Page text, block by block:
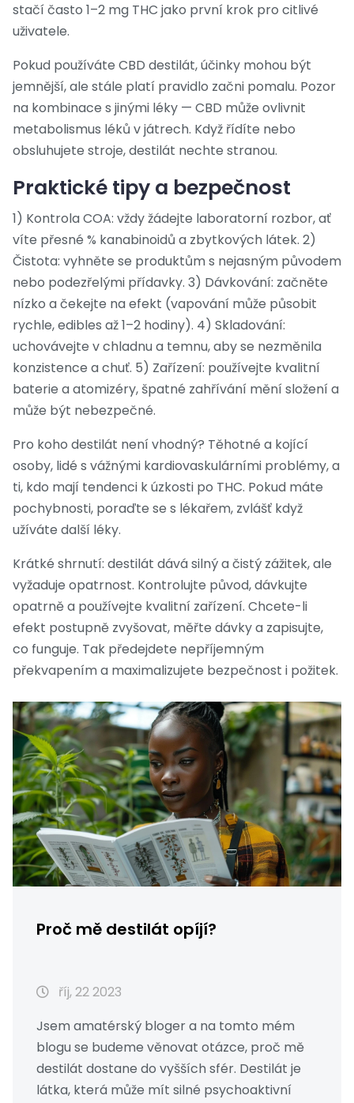
stačí často 1–2 mg THC jako první krok pro citlivé
uživatele.
Pokud používáte CBD destilát, účinky mohou být
jemnější, ale stále platí pravidlo začni pomalu. Pozor
na kombinace s jinými léky — CBD může ovlivnit
metabolismus léků v játrech. Když řídíte nebo
obsluhujete stroje, destilát nechte stranou.
Praktické tipy a bezpečnost
1) Kontrola COA: vždy žádejte laboratorní rozbor, ať
víte přesné % kanabinoidů a zbytkových látek. 2)
Čistota: vyhněte se produktům s nejasným původem
nebo podezřelými přídavky. 3) Dávkování: začněte
nízko a čekejte na efekt (vapování může působit
rychle, edibles až 1–2 hodiny). 4) Skladování:
uchovávejte v chladnu a temnu, aby se nezměnila
konzistence a chuť. 5) Zařízení: používejte kvalitní
baterie a atomizéry, špatné zahřívání mění složení a
může být nebezpečné.
Pro koho destilát není vhodný? Těhotné a kojící
osoby, lidé s vážnými kardiovaskulárními problémy, a
ti, kdo mají tendenci k úzkosti po THC. Pokud máte
pochybnosti, poraďte se s lékařem, zvlášť když
užíváte další léky.
Krátké shrnutí: destilát dává silný a čistý zážitek, ale
vyžaduje opatrnost. Kontrolujte původ, dávkujte
opatrně a používejte kvalitní zařízení. Chcete-li
efekt postupně zvyšovat, měřte dávky a zapisujte,
co funguje. Tak předejdete nepříjemným
překvapením a maximalizujete bezpečnost i požitek.
Proč mě destilát opíjí?
říj, 22 2023
Jsem amatérský bloger a na tomto mém
blogu se budeme věnovat otázce, proč mě
destilát dostane do vyšších sfér. Destilát je
látka, která může mít silné psychoaktivní